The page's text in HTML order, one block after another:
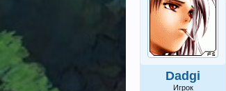
Dadgi
Игрок